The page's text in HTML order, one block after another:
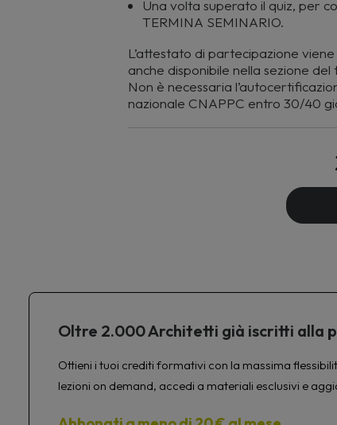
Una volta superato il quiz, per
TERMINA SEMINARIO.
L’attestato di partecipazione
anche disponibile nella sezione
Non è necessaria
nazionale CNAPPC entro 30/40
Oltre 2.000 Architetti già iscritti alla
Ottieni i tuoi crediti formativi con la massima
lezioni on demand, accedi a materiali esclusivi e